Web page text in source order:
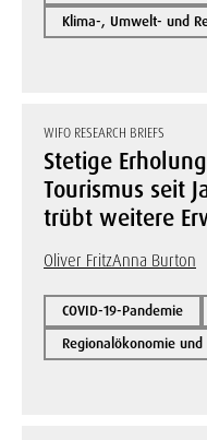
Klima-, Umwelt- und
WIFO RESEARCH BRIEFS
Stetige
Tourismus seit
trübt weitere
Oliver FritzAnna Burton
COVID-19-Pandemie
Regionalökonomie